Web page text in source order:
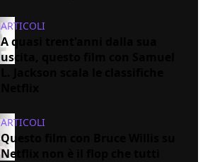
ARTICOLI
A quasi trent'anni dalla sua
uscita, questo film con Samuel
ARTICOLI
Questo film con Bruce Willis su
Netflix non è il flop che tutti